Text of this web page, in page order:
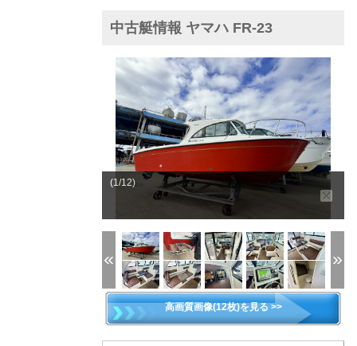
中古艇情報 ヤマハ FR-23
(1/12)
高画質画像(12枚)を見る >>